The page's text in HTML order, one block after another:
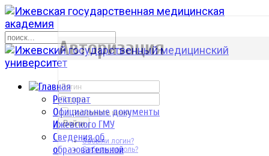
Ректорат
Официальные документы
Ижевского ГМУ
Сведения об
образовательной
р
Авторизация
Запомнить меня
Войти
Забыли логин?
Забыли пароль?